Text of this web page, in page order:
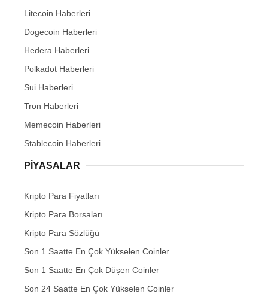
Litecoin Haberleri
Dogecoin Haberleri
Hedera Haberleri
Polkadot Haberleri
Sui Haberleri
Tron Haberleri
Memecoin Haberleri
Stablecoin Haberleri
PIYASALAR
Kripto Para Fiyatları
Kripto Para Borsaları
Kripto Para Sözlüğü
Son 1 Saatte En Çok Yükselen Coinler
Son 1 Saatte En Çok Düşen Coinler
Son 24 Saatte En Çok Yükselen Coinler